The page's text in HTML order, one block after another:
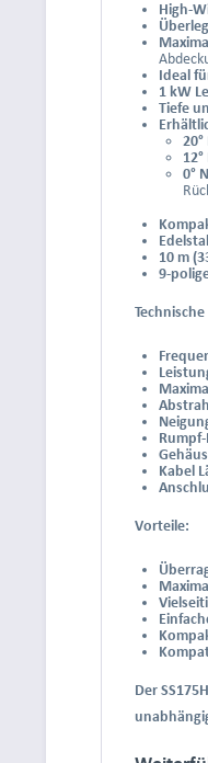
High-
Ideal
1 kW
Tiefe
0°
10 m
9-
Kabel
Vorteile:
Der